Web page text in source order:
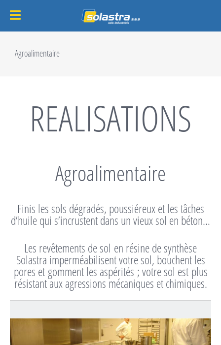
contenuAgroalimentaire
REALISATIONS
Agroalimentaire
Finis les sols dégradés, poussiéreux et les tâches
d’huile qui s’incrustent dans un vieux sol en béton…
Les revêtements de sol en résine de synthèse
Solastra imperméabilisent votre sol, bouchent les
pores et gomment les aspérités ; votre sol est plus
résistant aux agressions mécaniques et chimiques.